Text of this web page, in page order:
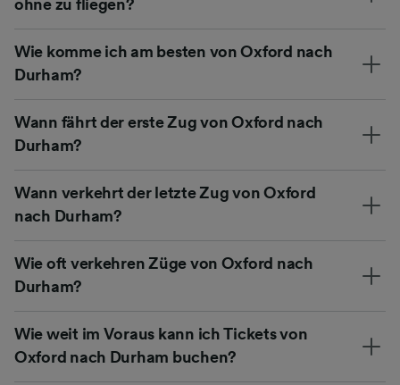
ohne zu fliegen?
Wie komme ich am besten von Oxford nach
Durham?
Wann fährt der erste Zug von Oxford nach
Durham?
Wann verkehrt der letzte Zug von Oxford
nach Durham?
Wie oft verkehren Züge von Oxford nach
Durham?
Wie weit im Voraus kann ich Tickets von
Oxford nach Durham buchen?